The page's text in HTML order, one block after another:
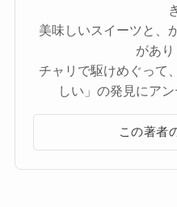
美味しいスイーツと、
があり
チャリで駆けめぐって
しい」の発見にア
この著者